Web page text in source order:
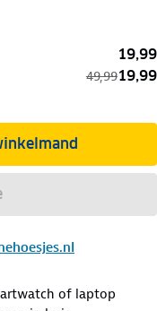
19,99
49,9919,99
of laptop